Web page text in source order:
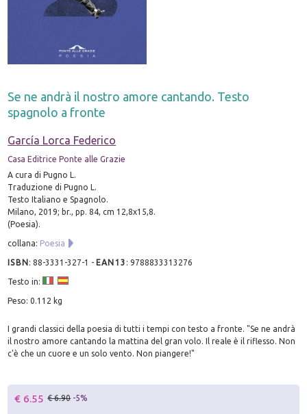
Se ne andrà il nostro amore cantando. Testo
spagnolo a fronte
García Lorca Federico
Casa Editrice Ponte alle Grazie
A cura di Pugno L.
Traduzione di Pugno L.
Testo Italiano e Spagnolo.
Milano, 2019; br., pp. 84, cm 12,8x15,8.
(Poesia).
collana: Poesia
ISBN:88-3331-327-1 - EAN13 :9788833313276
Testo in:
Peso: 0.112 kg
I grandi classici della poesia di tutti i tempi con testo a fronte. "Se ne andrà
il nostro amore cantando la mattina del gran volo. Il reale è il riflesso. Non
c'è che un cuore e un solo vento. Non piangere!"
€ 6.55 € 6.90 -5%